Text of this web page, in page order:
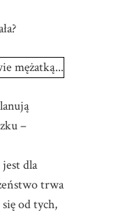
–
jest dla
trwa
od tych,